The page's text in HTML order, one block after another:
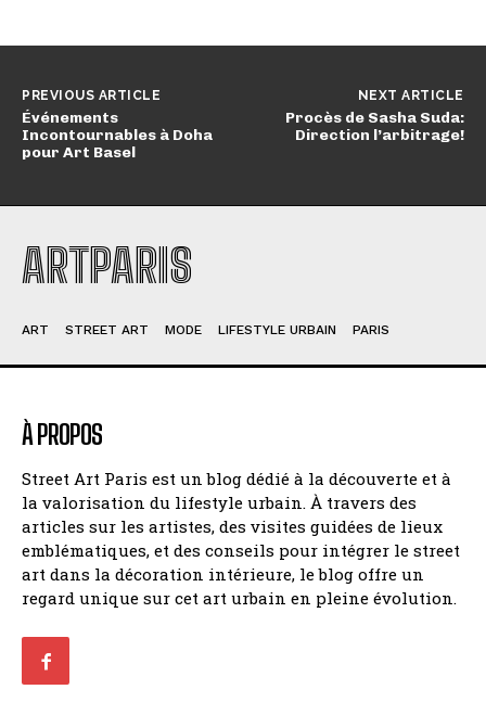
PREVIOUS ARTICLE
Événements
Incontournables à Doha
pour Art Basel
NEXT ARTICLE
Procès de Sasha Suda:
Direction l’arbitrage!
ARTPARIS
ART STREET ART MODE LIFESTYLE URBAIN PARIS
À PROPOS
Street Art Paris est un blog dédié à la découverte et à
la valorisation du lifestyle urbain. À travers des
articles sur les artistes, des visites guidées de lieux
emblématiques, et des conseils pour intégrer le street
art dans la décoration intérieure, le blog offre un
regard unique sur cet art urbain en pleine évolution.